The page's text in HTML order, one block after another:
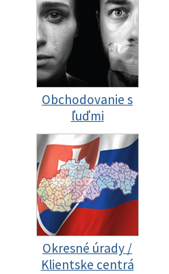
Obchodovanie s
ľuďmi
Okresné úrady /
Klientske centrá